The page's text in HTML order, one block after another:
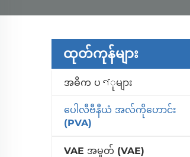
ထုတ်ကုန်များ
အဓိက ပণုများ
ပေါလီဗီနီယံ အလ်ကိုဟောင်း
(PVA)
VAE အမှုတ် (VAE)